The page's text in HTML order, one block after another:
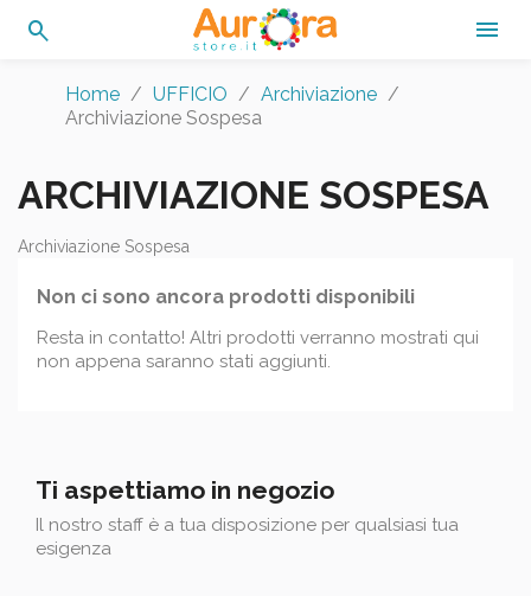
search 
Home UFFICIO
Archiviazione
Archiviazione Sospesa
ARCHIVIAZIONE SOSPESA
Archiviazione Sospesa
Non ci sono ancora prodotti disponibili
Resta in contatto! Altri prodotti verranno mostrati qui
non appena saranno stati aggiunti.
Ti aspettiamo in negozio
Il nostro staff è a tua disposizione per qualsiasi tua
esigenza